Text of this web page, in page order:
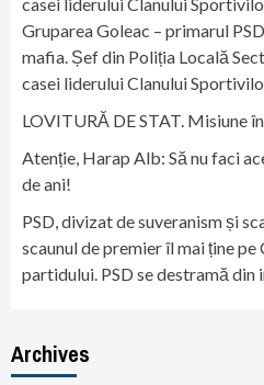
Gruparea Goleac – primarul
mafia. Șef din Poliția Locală
casei liderului Clanului
LOVITURĂ DE STAT. Misiune
Atenție, Harap Alb: Să nu faci
de ani!
PSD, divizat de suveranism și
scaunul de premier îl mai ține
partidului. PSD se destramă din
Archives